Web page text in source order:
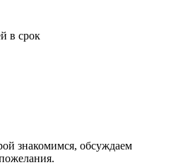
в срок
знакомимся, обсуждаем